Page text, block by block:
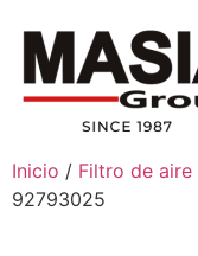
Inicio / Filtro de aire
92793025